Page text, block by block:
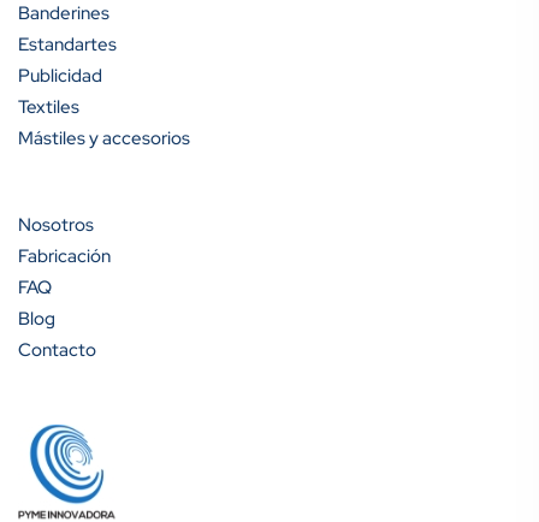
Banderines
Estandartes
Publicidad
Textiles
Mástiles y accesorios
Nosotros
Fabricación
FAQ
Blog
Contacto